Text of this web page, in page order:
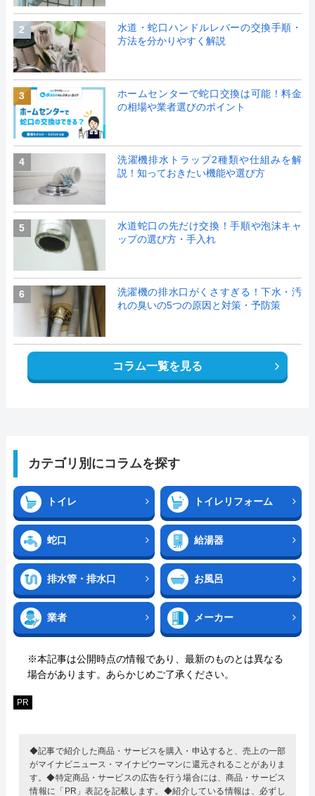
2
水道・蛇口ハンドルレバーの交換手順・
方法を分かりやすく解説
3
ホームセンターで蛇口交換は可能！料金
の相場や業者選びのポイント
4
洗濯機排水トラップ2種類や仕組みを解
説！知っておきたい機能や選び方
5
水道蛇口の先だけ交換！手順や泡沫キャ
ップの選び方・手入れ
6
洗濯機の排水口がくさすぎる！下水・汚
れの臭いの5つの原因と対策・予防策
コラム一覧を見る
カテゴリ別にコラムを探す
トイレ トイレリフォーム
蛇口 給湯器
排水管・排水口 お風呂
業者 メーカー
※本記事は公開時点の情報であり、最新のものとは異なる
場合があります。あらかじめご了承ください。
PR
◆記事で紹介した商品・サービスを購入・申込すると、売上の一部
がマイナビニュース・マイナビウーマンに還元されることがありま
す。◆特定商品・サービスの広告を行う場合には、商品・サービス
情報に「PR」表記を記載します。◆紹介している情報は、必ずし